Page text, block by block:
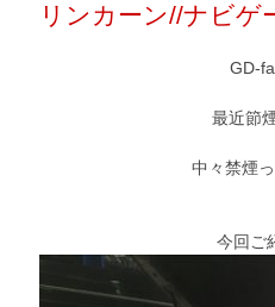
リンカーン//ナビゲ
GD-
最近節
中々禁煙
今回ご